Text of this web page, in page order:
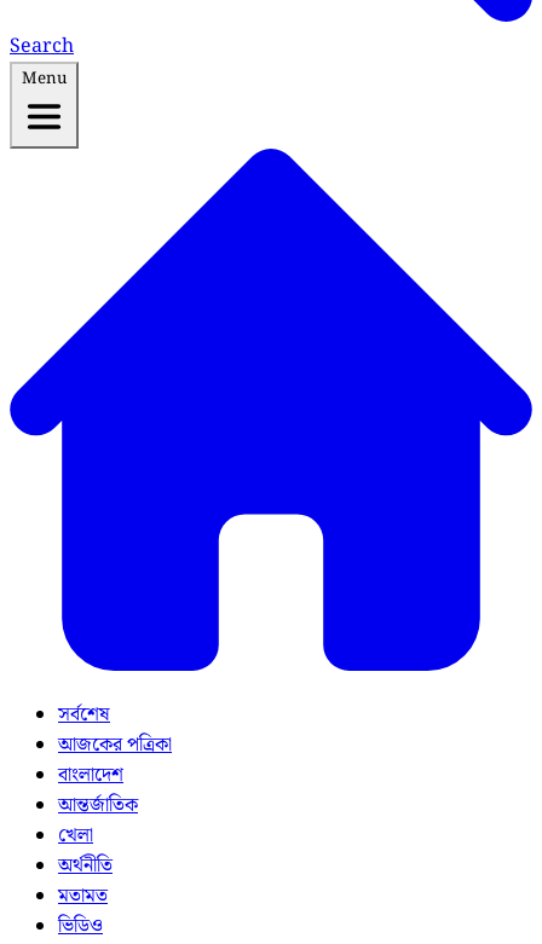
Search
Menu
সর্বশেষ
আজকের পত্রিকা
বাংলাদেশ
আন্তর্জাতিক
খেলা
অর্থনীতি
মতামত
ভিডিও